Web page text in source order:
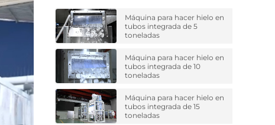
Máquina para hacer hielo en
tubos integrada de 5
toneladas
Máquina para hacer hielo en
tubos integrada de 10
toneladas
Máquina para hacer hielo en
tubos integrada de 15
toneladas